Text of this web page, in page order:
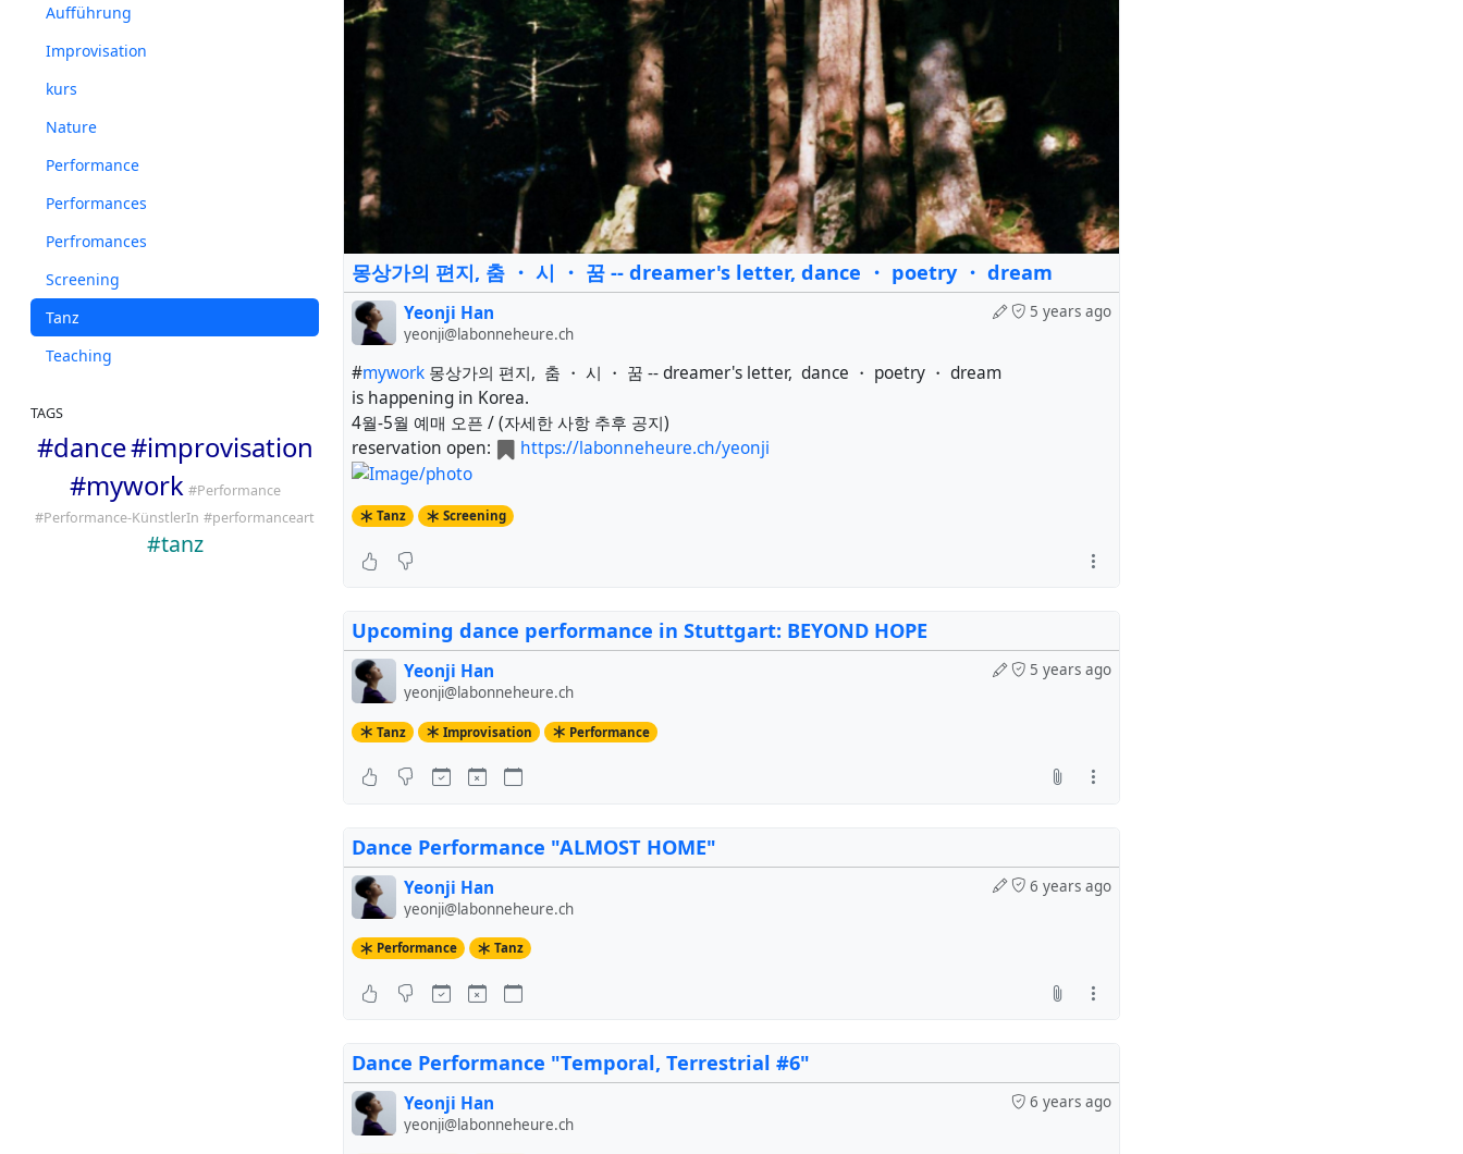
Aufführung
Improvisation
kurs
Nature
Performance
Performances
Perfromances
Screening
Tanz
Teaching
TAGS
#dance#improvisation
#mywork #Performance
#Performance-KünstlerIn #performanceart
#tanz
몽상가의 편지, 춤 ・ 시 ・ 꿈 -- dreamer's letter, dance ・ poetry ・ dream
5 years ago
Yeonji Han
yeonji@labonneheure.ch
#mywork 몽상가의 편지, 춤 ・ 시 ・ 꿈 -- dreamer's letter, dance ・ poetry ・ dream
is happening in Korea.
4월-5월 예매 오픈 / (자세한 사항 추후 공지)
reservation open:
https://labonneheure.ch/yeonji
Tanz Screening
Upcoming dance performance in Stuttgart: BEYOND HOPE
5 years ago
Yeonji Han
yeonji@labonneheure.ch
Tanz Improvisation Performance
Dance Performance "ALMOST HOME"
6 years ago
Yeonji Han
yeonji@labonneheure.ch
Performance Tanz
Dance Performance "Temporal, Terrestrial #6"
6 years ago
Yeonji Han
yeonji@labonneheure.ch